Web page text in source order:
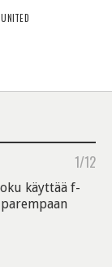
1/12
käyttää f-